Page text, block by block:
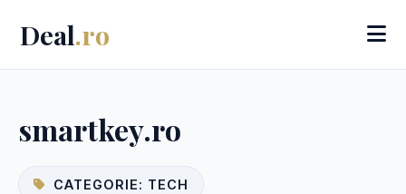
Deal.ro
smartkey.ro
CATEGORIE: TECH